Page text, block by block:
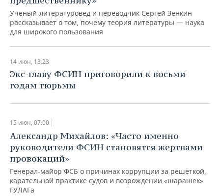
Ученый-литературовед и переводчик Сергей Зенкин
рассказывает о том, почему теория литературы — наука
для широкого пользования
14 июн, 13:23
Экс-главу ФСИН приговорили к восьми
годам тюрьмы
15 июн, 07:00
Александр Михайлов: ​«Часто именно
руководители ФСИН становятся жертвами
провокаций»
Генерал-майор ФСБ о причинах коррупции за решеткой,
карательной практике судов и возрождении «шарашек»
ГУЛАГа